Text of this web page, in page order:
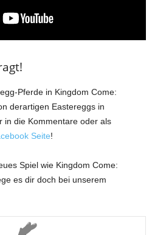
Pferde in Kingdom Come:
derartigen Eastereggs in
in die Kommentare oder als
Seite!
Spiel wie Kingdom Come:
es dir doch bei unserem